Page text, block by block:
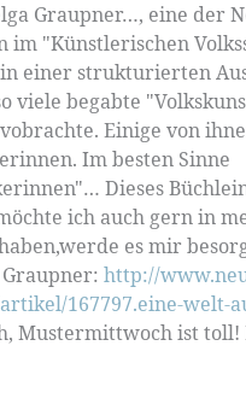
Graupner…, eine der
im "Künstlerischen
in einer strukturierten
viele begabte
Einige von
Im besten Sinne
Dieses
ich auch gern in
es mir
http://
167797.eine-welt-
Mustermittwoch ist toll!